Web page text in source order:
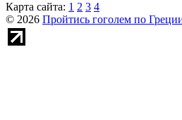
Карта сайта: 1 2 3 4
© 2026 Пройтись гоголем по